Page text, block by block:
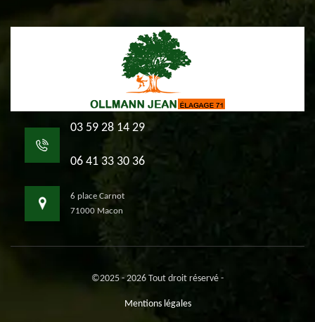
03 59 28 14 29
06 41 33 30 36
6 place Carnot
71000 Macon
©2025 - 2026 Tout droit réservé -
Mentions légales